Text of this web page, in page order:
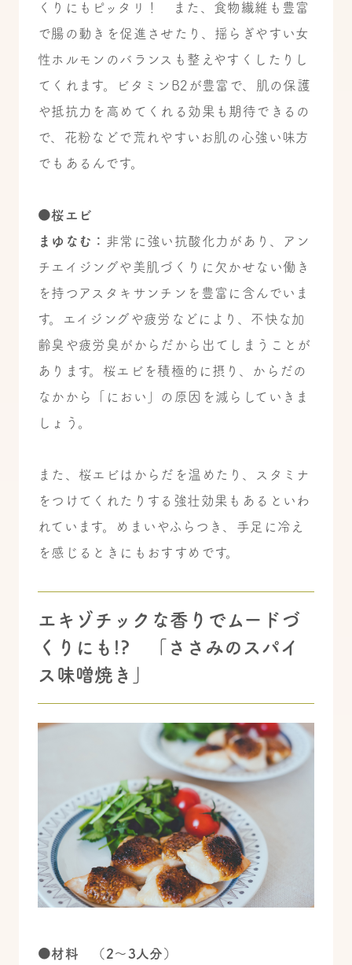
くりにもピッタリ！ また、食物繊維も豊富
で腸の動きを促進させたり、揺らぎやすい女
性ホルモンのバランスも整えやすくしたりし
てくれます。ビタミンB2が豊富で、肌の保護
や抵抗力を高めてくれる効果も期待できるの
で、花粉などで荒れやすいお肌の心強い味方
でもあるんです。
●桜エビ
まゆなむ： 非常に強い抗酸化力があり、アン
チエイジングや美肌づくりに欠かせない働き
を持つアスタキサンチンを豊富に含んでいま
す。エイジングや疲労などにより、不快な加
齢臭や疲労臭がからだから出てしまうことが
あります。桜エビを積極的に摂り、からだの
なかから「におい」の原因を減らしていきま
しょう。
また、桜エビはからだを温めたり、スタミナ
をつけてくれたりする強壮効果もあるといわ
れています。めまいやふらつき、手足に冷え
を感じるときにもおすすめです。
エキゾチックな香りでムードづ
くりにも!? 「ささみのスパイ
ス味噌焼き」
●材料 （2〜3人分）